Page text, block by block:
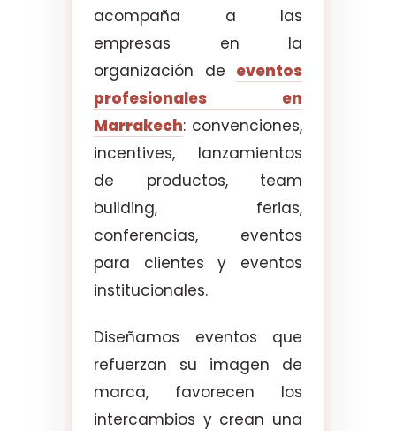
acompaña a las
empresas en la
organización de eventos
profesionales en
Marrakech: convenciones,
incentives, lanzamientos
de productos, team
building, ferias,
conferencias, eventos
para clientes y eventos
institucionales.
Diseñamos eventos que
refuerzan su imagen de
marca, favorecen los
intercambios y crean una